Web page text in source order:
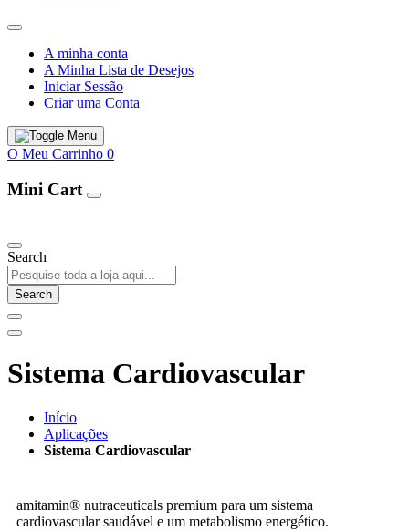
A minha conta
A Minha Lista de Desejos
Iniciar Sessão
Criar uma Conta
O Meu Carrinho 0
Mini Cart
Search
Search
Sistema Cardiovascular
Início
Aplicações
Sistema Cardiovascular
amitamin® nutraceuticals premium para um sistema
cardiovascular saudável e um metabolismo energético.